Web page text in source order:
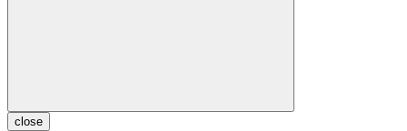
close